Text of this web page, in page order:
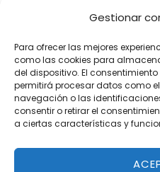
Gestionar
Para ofrecer las mejores
como las cookies para
del dispositivo. El
permitirá procesar datos como
navegación o las
consentir o retirar el
a ciertas características y
Carrión, con salida desde
18.00 horas: Corrida de
Ribeiro Tallespara los
Léa Vicens y Guillermo
Lugar: Plaza de toros.